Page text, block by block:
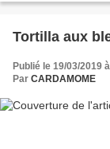
Tortilla aux
Publié le 19/03/2019
Par CARDAMOME